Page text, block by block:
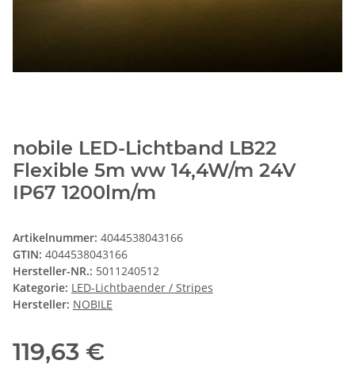
nobile LED-Lichtband LB22
Flexible 5m ww 14,4W/m 24V
IP67 1200lm/m
Artikelnummer: 4044538043166
GTIN: 4044538043166
Hersteller-NR.: 5011240512
Kategorie: LED-Lichtbaender / Stripes
Hersteller: NOBILE
119,63 €